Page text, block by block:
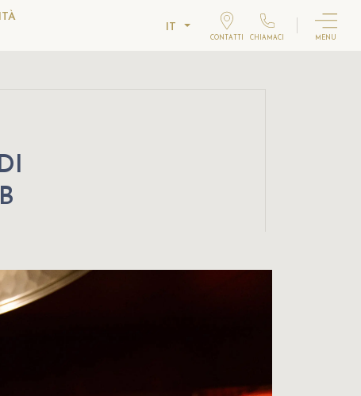
IT
CONTATTI CHIAMACI MENU